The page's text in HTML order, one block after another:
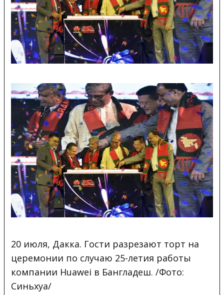
20 июля, Дакка. Гости разрезают торт на
церемонии по случаю 25-летия работы
компании Huawei в Бангладеш. /Фото:
Синьхуа/